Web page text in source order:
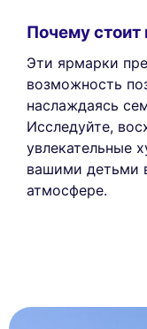
Почему стоит
Эти ярмарки
возможность
наслаждаясь
Исследуйте,
увлекательные
вашими детьми
атмосфере.